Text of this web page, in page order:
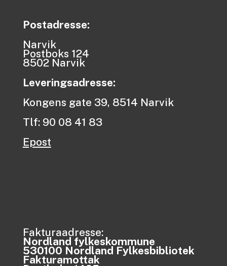
Postadresse:
Narvik
Postboks 124
8502 Narvik
Leveringsadresse:
Kongens gate 39, 8514 Narvik
Tlf: 90 08 41 83
Epost
Fakturaadresse:
Nordland fylkeskommune
530100 Nordland Fylkesbibliotek
Fakturamottak